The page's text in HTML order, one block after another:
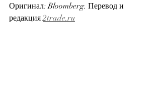
Оригинал: Bloomberg. Перевод и
редакция 2trade.ru